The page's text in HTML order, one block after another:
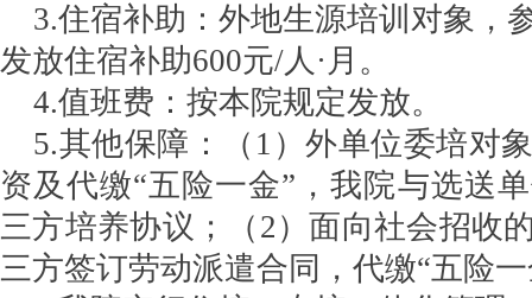
3.住宿补助：外地生源培训对象，
发放住宿补助600元/人·月。
4.值班费：按本院规定发放。
5.其他保障：（1）外单位委培对
资及代缴“五险一金”，我院与选送
三方培养协议；（2）面向社会招收
三方签订劳动派遣合同，代缴“五险